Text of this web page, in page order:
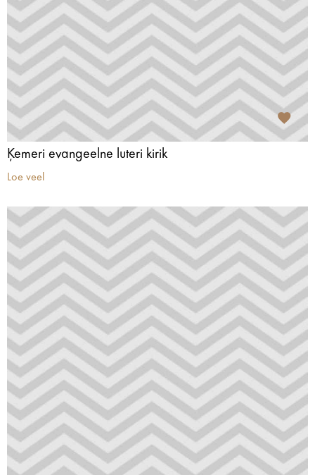
Ķemeri evangeelne luteri kirik
Loe veel